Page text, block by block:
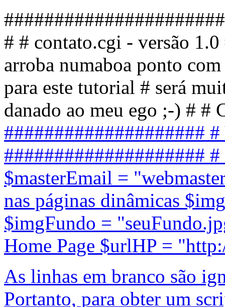
# # contato.cgi - versão
arroba numaboa ponto
para este tutorial # será
danado ao meu ego ;-) # #
####################
#################### #
$masterEmail =
nas páginas dinâmicas
$imgFundo =
Home Page $urlHP =
As linhas em branco são
Portanto, para obter um